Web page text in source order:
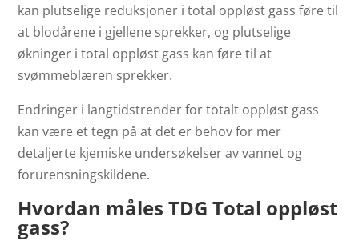
kan plutselige reduksjoner i total oppløst gass føre til
at blodårene i gjellene sprekker, og plutselige
økninger i total oppløst gass kan føre til at
svømmeblæren sprekker.
Endringer i langtidstrender for totalt oppløst gass
kan være et tegn på at det er behov for mer
detaljerte kjemiske undersøkelser av vannet og
forurensningskildene.
Hvordan måles TDG Total oppløst
gass?